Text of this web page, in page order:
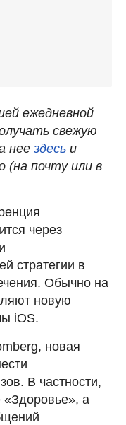
ежедневной
свежую
нее здесь и
(на почту или в
через
стратегии в
Обычно на
новую
iOS.
новая
В частности,
«Здоровье», а